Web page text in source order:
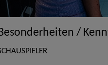
/